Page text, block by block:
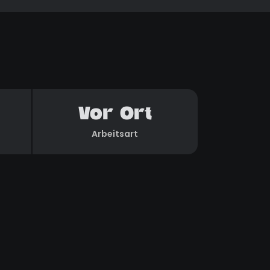
Vor Ort
Arbeitsart